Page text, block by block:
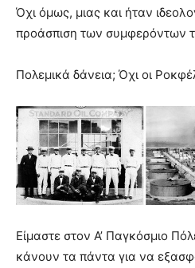
Όχι όμως, μιας και ήταν
προάσπιση των συμφερόντων
Πολεμικά δάνεια; Όχι οι
Είμαστε στον Α’ Παγκόσμιο
κάνουν τα πάντα για να